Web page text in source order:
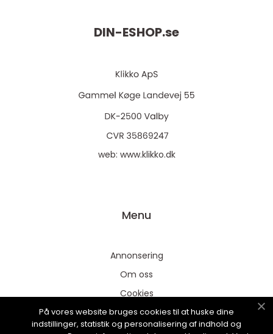
DIN-ESHOP.se
web: www.klikko.dk
Menu
Annonsering
Om oss
Cookies
Kontakta oss
Sitemap
På vores website bruges cookies til at huske dine
indstillinger, statistik og personalisering af indhold og